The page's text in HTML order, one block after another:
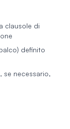
clausole di
definito
se necessario,